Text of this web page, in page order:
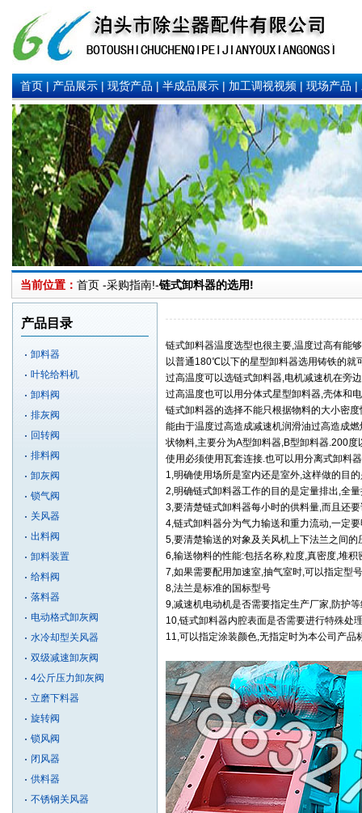
首页|产品展示|现货产品|半成品展示|加工调视视频|现场产品|
当前位置： 首页 -采购指南!-链式卸料器的选用!
产品目录
卸料器
叶轮给料机
卸料阀
排灰阀
回转阀
排料阀
卸灰阀
锁气阀
关风器
出料阀
卸料装置
给料阀
落料器
电动格式卸灰阀
水冷却型关风器
双级减速卸灰阀
4公斤压力卸灰阀
立磨下料器
旋转阀
锁风阀
闭风器
供料器
不锈钢关风器
链式卸料器温度选型也很主要,温度过高有能
以普通180℃以下的星型卸料器选用铸铁的就
过高温度可以选链式卸料器,电机减速机在旁
过高温度也可以用分体式星型卸料器,壳体和
链式卸料器的选择不能只根据物料的大小密
能由于温度过高造成减速机润滑油过高造成
状物料,主要分为A型卸料器,B型卸料器.200
使用必须使用瓦套连接.也可以用分离式卸料
1,明确使用场所是室内还是室外,这样做的目
2,明确链式卸料器工作的目的是定量排出,全
3,要清楚链式卸料器每小时的供料量,而且还
4,链式卸料器分为气力输送和重力流动,一定
5,要清楚输送的对象及关风机上下法兰之间的
6,输送物料的性能:包括名称,粒度,真密度,堆
7,如果需要配用加速室,抽气室时,可以指定型
8,法兰是标准的国标型号
9,减速机电动机是否需要指定生产厂家,防护
10,链式卸料器内腔表面是否需要进行特殊处
11,可以指定涂装颜色,无指定时为本公司产品